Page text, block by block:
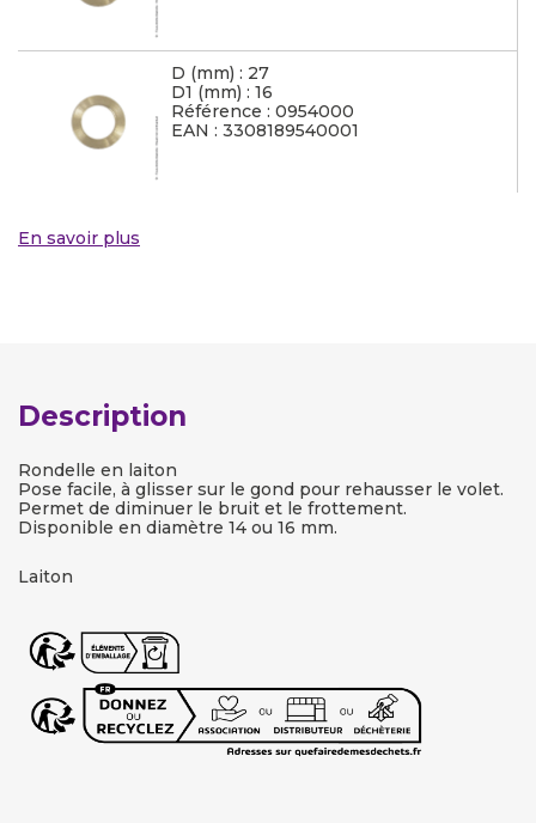
D (mm) : 27
D1 (mm) : 16
Référence : 0954000
EAN : 3308189540001
En savoir plus
Description
Rondelle en laiton
Pose facile, à glisser sur le gond pour rehausser le volet.
Permet de diminuer le bruit et le frottement.
Disponible en diamètre 14 ou 16 mm.
Laiton